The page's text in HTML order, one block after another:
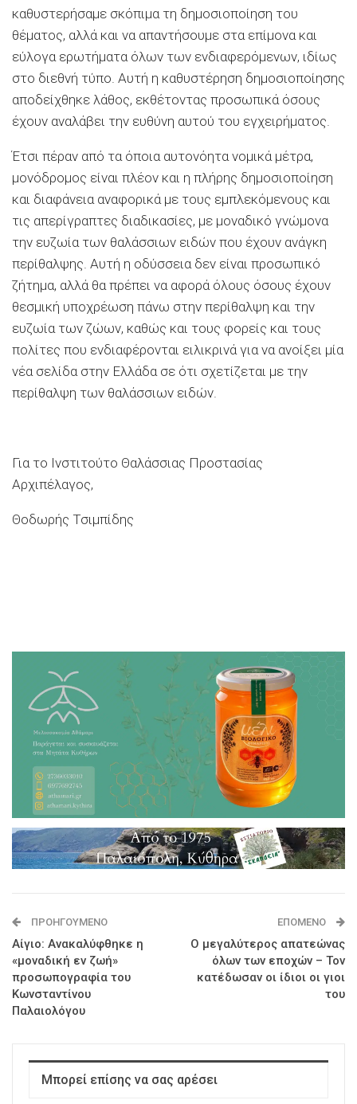
καθυστερήσαμε σκόπιμα τη δημοσιοποίηση του
θέματος, αλλά και να απαντήσουμε στα επίμονα και
εύλογα ερωτήματα όλων των ενδιαφερόμενων, ιδίως
στο διεθνή τύπο. Αυτή η καθυστέρηση δημοσιοποίησης
αποδείχθηκε λάθος, εκθέτοντας προσωπικά όσους
έχουν αναλάβει την ευθύνη αυτού του εγχειρήματος.
Έτσι πέραν από τα όποια αυτονόητα νομικά μέτρα,
μονόδρομος είναι πλέον και η πλήρης δημοσιοποίηση
και διαφάνεια αναφορικά με τους εμπλεκόμενους και
τις απερίγραπτες διαδικασίες, με μοναδικό γνώμονα
την ευζωία των θαλάσσιων ειδών που έχουν ανάγκη
περίθαλψης. Αυτή η οδύσσεια δεν είναι προσωπικό
ζήτημα, αλλά θα πρέπει να αφορά όλους όσους έχουν
θεσμική υποχρέωση πάνω στην περίθαλψη και την
ευζωία των ζώων, καθώς και τους φορείς και τους
πολίτες που ενδιαφέρονται ειλικρινά για να ανοίξει μία
νέα σελίδα στην Ελλάδα σε ότι σχετίζεται με την
περίθαλψη των θαλάσσιων ειδών.
Για το Ινστιτούτο Θαλάσσιας Προστασίας
Αρχιπέλαγος,
Θοδωρής Τσιμπίδης
ΠΡΟΗΓΟΎΜΕΝΟ
Αίγιο: Ανακαλύφθηκε η
«μοναδική εν ζωή»
προσωπογραφία του
Κωνσταντίνου
Παλαιολόγου
ΕΠΌΜΕΝΟ
Ο μεγαλύτερος απατεώνας
όλων των εποχών – Τον
κατέδωσαν οι ίδιοι οι γιοι
του
Μπορεί επίσης να σας αρέσει